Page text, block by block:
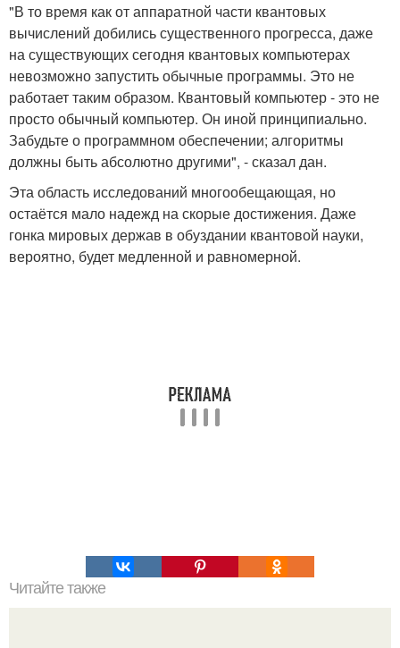
"В то время как от аппаратной части квантовых
вычислений добились существенного прогресса, даже
на существующих сегодня квантовых компьютерах
невозможно запустить обычные программы. Это не
работает таким образом. Квантовый компьютер - это не
просто обычный компьютер. Он иной принципиально.
Забудьте о программном обеспечении; алгоритмы
должны быть абсолютно другими", - сказал дан.
Эта область исследований многообещающая, но
остаётся мало надежд на скорые достижения. Даже
гонка мировых держав в обуздании квантовой науки,
вероятно, будет медленной и равномерной.
Читайте также